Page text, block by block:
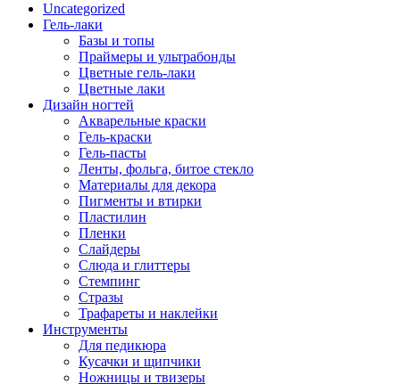
Uncategorized
Гель-лаки
Базы и топы
Праймеры и ультрабонды
Цветные гель-лаки
Цветные лаки
Дизайн ногтей
Акварельные краски
Гель-краски
Гель-пасты
Ленты, фольга, битое стекло
Материалы для декора
Пигменты и втирки
Пластилин
Пленки
Слайдеры
Слюда и глиттеры
Стемпинг
Стразы
Трафареты и наклейки
Инструменты
Для педикюра
Кусачки и щипчики
Ножницы и твизеры